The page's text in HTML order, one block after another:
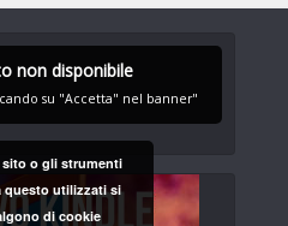
non disponibile
su "Accetta" nel banner"
o gli strumenti
questo utilizzati si
di cookie